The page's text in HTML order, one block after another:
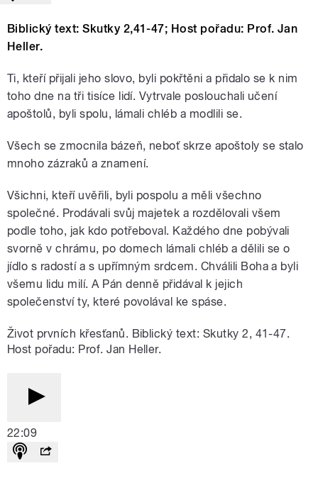
Biblický text: Skutky 2,41-47; Host pořadu: Prof. Jan
Heller.
Ti, kteří přijali jeho slovo, byli pokřtěni a přidalo se k nim
toho dne na tři tisíce lidí. Vytrvale poslouchali učení
apoštolů, byli spolu, lámali chléb a modlili se.
Všech se zmocnila bázeň, neboť skrze apoštoly se stalo
mnoho zázraků a znamení.
Všichni, kteří uvěřili, byli pospolu a měli všechno
společné. Prodávali svůj majetek a rozdělovali všem
podle toho, jak kdo potřeboval. Každého dne pobývali
svorně v chrámu, po domech lámali chléb a dělili se o
jídlo s radostí a s upřímným srdcem. Chválili Boha a byli
všemu lidu milí. A Pán denně přidával k jejich
společenství ty, které povolával ke spáse.
Život prvních křesťanů. Biblický text: Skutky 2, 41-47.
Host pořadu: Prof. Jan Heller.
22:09